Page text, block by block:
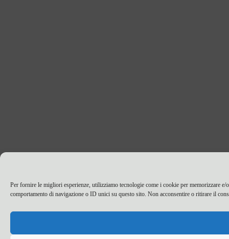
Per fornire le migliori esperienze, utilizziamo tecnologie come i cookie per memorizzare
comportamento di navigazione o ID unici su questo sito. Non acconsentire o ritirare il